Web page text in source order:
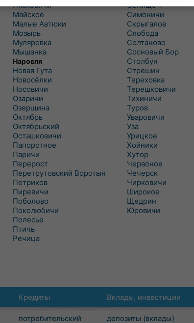
Лясковичи
Майское
Малые Автюки
Мозырь
Муляровка
Мышанка
Наровля
Новая Гута
Новосёлки
Носовичи
Озаричи
Озерщина
Октябрь
Октябрьский
Осташковичи
Папоротное
Паричи
Перерост
Перетрутовский Воротын
Петриков
Пиревичи
Поболово
Поколюбичи
Полесье
Птичь
Речица
Селище-1
Симоничи
Скрыгалов
Слобода
Солтаново
Сосновый Бор
Столбун
Стрешин
Тереховка
Терешковичи
Тихиничи
Туров
Уваровичи
Уза
Урицкое
Хойники
Хутор
Червоное
Чечерск
Чирковичи
Широкое
Щедрин
Юровичи
Кредиты
потребительский
Вклады, инвестиции
депозиты (вклады)